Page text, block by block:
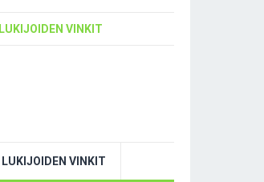
LUKIJOIDEN VINKIT
LUKIJOIDEN VINKIT